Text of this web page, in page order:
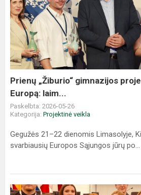
„Žiburio“
gimnazijos
projektas
sužavėjo
Europą:
laim...
Prienų „Žiburio“ gimnazijos
Europą: laim...
Paskelbta: 2026-05-26
Kategorija: Projektinė veikla
Gegužės 21–22 dienomis Limasolyje,
svarbiausių Europos Sąjungos jūrų po...
„Euroscola“